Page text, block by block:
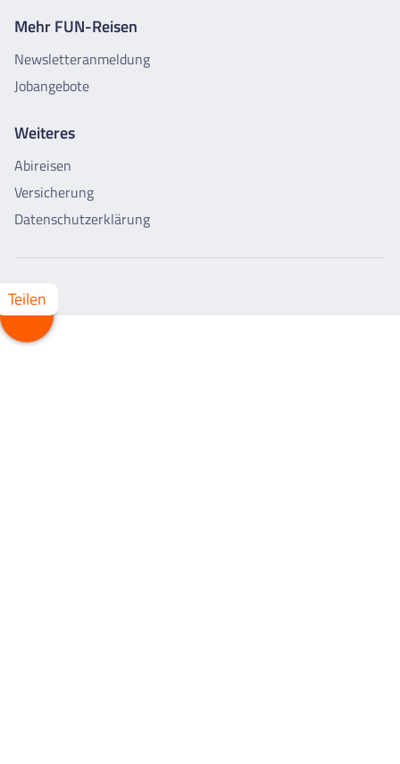
Mehr FUN-Reisen
Newsletteranmeldung
Jobangebote
Weiteres
Abireisen
Versicherung
Datenschutzerklärung
Teilen
Whatsapp
Facebook
X